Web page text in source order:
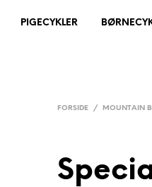
PIGECYKLER
FORSIDE / MOUNTAIN